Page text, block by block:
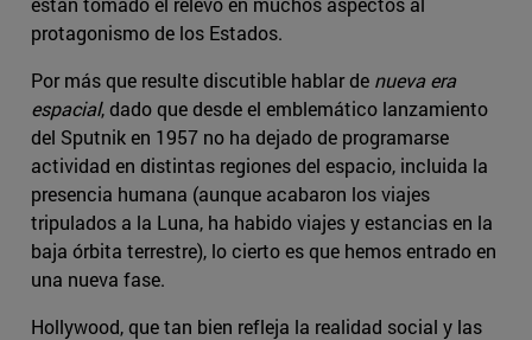
protagonismo de los Estados.
Por más que resulte discutible hablar de nueva era
espacial, dado que desde el emblemático lanzamiento
del Sputnik en 1957 no ha dejado de programarse
actividad en distintas regiones del espacio, incluida la
presencia humana (aunque acabaron los viajes
tripulados a la Luna, ha habido viajes y estancias en la
baja órbita terrestre), lo cierto es que hemos entrado en
una nueva fase.
Hollywood, que tan bien refleja la realidad social y las